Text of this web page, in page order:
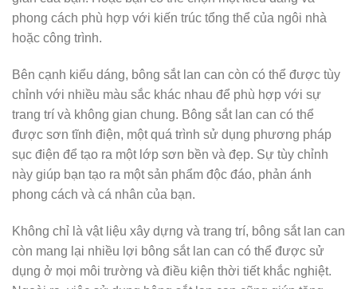
phong cách phù hợp với kiến trúc tổng thể của ngôi nhà
hoặc công trình.
Bên cạnh kiểu dáng, bông sắt lan can còn có thể được tùy
chỉnh với nhiều màu sắc khác nhau để phù hợp với sự
trang trí và không gian chung. Bông sắt lan can có thể
được sơn tĩnh điện, một quá trình sử dụng phương pháp
sục điện để tạo ra một lớp sơn bền và đẹp. Sự tùy chỉnh
này giúp bạn tạo ra một sản phẩm độc đáo, phản ánh
phong cách và cá nhân của bạn.
Không chỉ là vật liệu xây dựng và trang trí, bông sắt lan can
còn mang lại nhiều lợi bông sắt lan can có thể được sử
dụng ở mọi môi trường và điều kiện thời tiết khắc nghiệt.